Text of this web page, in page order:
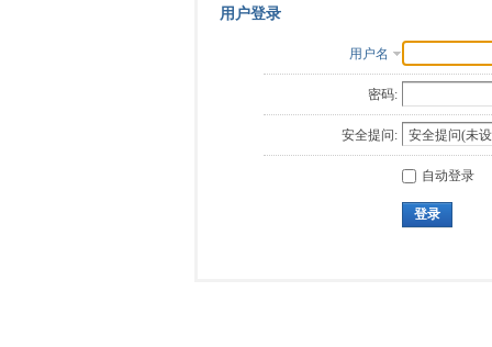
用户登录
用户名
密码:
安全提问:
自动登录
登录